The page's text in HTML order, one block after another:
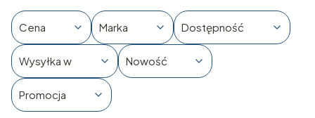
Cena Marka Dostępność
Wysyłka w Nowość
Promocja